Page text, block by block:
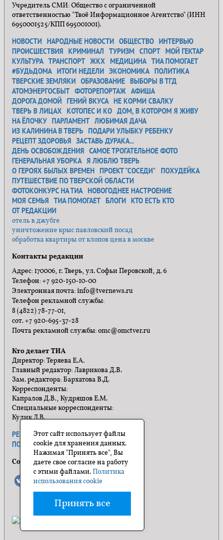
Учредитель СМИ: Общество с ограниченной
ответственностью "Твоё Информационное Агентство" (ИНН
6950001525/КПП 695001001).
НОВОСТИ НАРОДНЫЕ НОВОСТИ ОБЩЕСТВО ИНТЕРВЬЮ
ПРОИСШЕСТВИЯ КРИМИНАЛ ТУРИЗМ СПОРТ МОЙ ГЕКТАР
КУЛЬТУРА ТРАНСПОРТ ЖКХ МЕДИЦИНА ТИА ПОМОГАЕТ
#БУДЬДОМА ИТОГИ НЕДЕЛИ ЭКОНОМИКА ПОЛИТИКА
ТВЕРСКИЕ ЗЕМЛЯКИ ОБРАЗОВАНИЕ ВЫБОРЫ В ТГД
АТОМЭНЕРГОСБЫТ ФОТОРЕПОРТАЖ АФИША
ДОРОГА ДОМОЙ ГЕНИЙ ВКУСА НЕ КОРМИ СВАЛКУ
ТВЕРЬ В ЛИЦАХ КОТОПЕС И КО ДОМ, В КОТОРОМ Я ЖИВУ
НА ЁЛОЧКУ ПАРЛАМЕНТ ЛЮБИМАЯ ДАЧА
ИЗ КАЛИНИНА В ТВЕРЬ ПОДАРИ УЛЫБКУ РЕБЕНКУ
РЕЦЕПТ ЗДОРОВЬЯ ЗАСТАВЬ ДУРАКА...
ДЕНЬ ОСВОБОЖДЕНИЯ САМОЕ ТРОГАТЕЛЬНОЕ ФОТО
ГЕНЕРАЛЬНАЯ УБОРКА Я ЛЮБЛЮ ТВЕРЬ
О ГЕРОЯХ БЫЛЫХ ВРЕМЕН ПРОЕКТ "СОСЕДИ"
ПОХУДЕЙКА
ПУТЕШЕСТВИЕ ПО ТВЕРСКОЙ ОБЛАСТИ
ФОТОКОНКУРС НА ТИА НОВОГОДНЕЕ НАСТРОЕНИЕ
МОЯ СЕМЬЯ ТИА ПОМОГАЕТ БЛОГИ КТО ЕСТЬ КТО
ОТ РЕДАКЦИИ
отель в джубге
уничтожение крыс павловский посад
обработка квартиры от клопов цена в москве
Контакты редакции
Адрес: 170006, г. Тверь, ул. Софьи Перовской, д. 6
Телефон: +7 920-150-10-00
Электронная почта: info@tvernews.ru
Телефон рекламной службы:
8 (4822) 78-77-01,
сот. +7 920-695-37-28
Почта рекламной службы: omc@omctver.ru
Кто делает ТИА
Директор: Теряева Е.А.
Главный редактор: Лаврикова Д.В.
Зам. редактора: Бархатова В.Д.
Корреспонденты:
Капралов Д.В., Кудряшов Е.М.
Специальные корреспонденты:
Кулик Л.В.
РЕКЛАМА ПРАВИЛА САЙТА
ПОЛИТИКА КОНФИДЕНЦИАЛЬНОСТИ
Социальные сети
Этот сайт использует файлы
cookie для хранения данных.
Нажимая "Принять все", Вы
даете свое согласие на работу
с этими файлами.Политика
использования cookie
Принять все